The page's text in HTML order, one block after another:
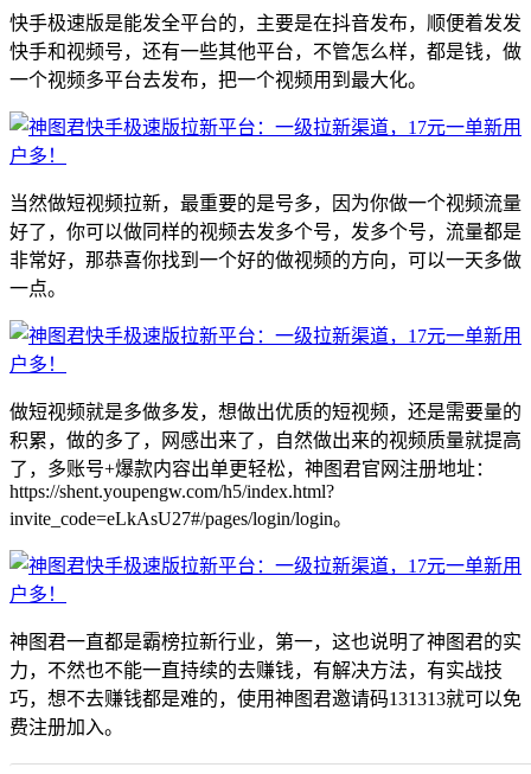
快手极速版是能发全平台的，主要是在抖音发布，顺便着发发
快手和视频号，还有一些其他平台，不管怎么样，都是钱，做
一个视频多平台去发布，把一个视频用到最大化。
当然做短视频拉新，最重要的是号多，因为你做一个视频流量
好了，你可以做同样的视频去发多个号，发多个号，流量都是
非常好，那恭喜你找到一个好的做视频的方向，可以一天多做
一点。
做短视频就是多做多发，想做出优质的短视频，还是需要量的
积累，做的多了，网感出来了，自然做出来的视频质量就提高
了，多账号+爆款内容出单更轻松，神图君官网注册地址：
https://shent.youpengw.com/h5/index.html?
invite_code=eLkAsU27#/pages/login/login。
神图君一直都是霸榜拉新行业，第一，这也说明了神图君的实
力，不然也不能一直持续的去赚钱，有解决方法，有实战技
巧，想不去赚钱都是难的，使用神图君邀请码131313就可以免
费注册加入。